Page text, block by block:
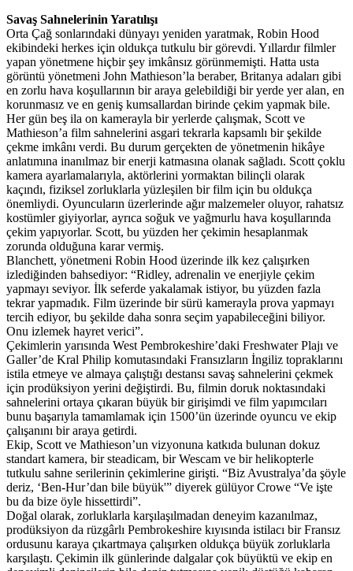
Savaş Sahnelerinin Yaratılışı
Orta Çağ sonlarındaki dünyayı yeniden yaratmak, Robin Hood
ekibindeki herkes için oldukça tutkulu bir görevdi. Yıllardır filmler
yapan yönetmene hiçbir şey imkânsız görünmemişti. Hatta usta
görüntü yönetmeni John Mathieson’la beraber, Britanya adaları gibi
en zorlu hava koşullarının bir araya gelebildiği bir yerde yer alan, en
korunmasız ve en geniş kumsallardan birinde çekim yapmak bile.
Her gün beş ila on kamerayla bir yerlerde çalışmak, Scott ve
Mathieson’a film sahnelerini asgari tekrarla kapsamlı bir şekilde
çekme imkânı verdi. Bu durum gerçekten de yönetmenin hikâye
anlatımına inanılmaz bir enerji katmasına olanak sağladı. Scott çoklu
kamera ayarlamalarıyla, aktörlerini yormaktan bilinçli olarak
kaçındı, fiziksel zorluklarla yüzleşilen bir film için bu oldukça
önemliydi. Oyuncuların üzerlerinde ağır malzemeler oluyor, rahatsız
kostümler giyiyorlar, ayrıca soğuk ve yağmurlu hava koşullarında
çekim yapıyorlar. Scott, bu yüzden her çekimin hesaplanmak
zorunda olduğuna karar vermiş.
Blanchett, yönetmeni Robin Hood üzerinde ilk kez çalışırken
izlediğinden bahsediyor: “Ridley, adrenalin ve enerjiyle çekim
yapmayı seviyor. İlk seferde yakalamak istiyor, bu yüzden fazla
tekrar yapmadık. Film üzerinde bir sürü kamerayla prova yapmayı
tercih ediyor, bu şekilde daha sonra seçim yapabileceğini biliyor.
Onu izlemek hayret verici”.
Çekimlerin yarısında West Pembrokeshire’daki Freshwater Plajı ve
Galler’de Kral Philip komutasındaki Fransızların İngiliz topraklarını
istila etmeye ve almaya çalıştığı destansı savaş sahnelerini çekmek
için prodüksiyon yerini değiştirdi. Bu, filmin doruk noktasındaki
sahnelerini ortaya çıkaran büyük bir girişimdi ve film yapımcıları
bunu başarıyla tamamlamak için 1500’ün üzerinde oyuncu ve ekip
çalışanını bir araya getirdi.
Ekip, Scott ve Mathieson’un vizyonuna katkıda bulunan dokuz
standart kamera, bir steadicam, bir Wescam ve bir helikopterle
tutkulu sahne serilerinin çekimlerine girişti. “Biz Avustralya’da şöyle
deriz, ‘Ben-Hur’dan bile büyük'” diyerek gülüyor Crowe “Ve işte
bu da bize öyle hissettirdi”.
Doğal olarak, zorluklarla karşılaşılmadan deneyim kazanılmaz,
prodüksiyon da rüzgârlı Pembrokeshire kıyısında istilacı bir Fransız
ordusunu karaya çıkartmaya çalışırken oldukça büyük zorluklarla
karşılaştı. Çekimin ilk günlerinde dalgalar çok büyüktü ve ekip en